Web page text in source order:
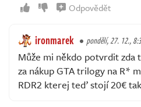
Odpovědět
ironmarek pondělí, 27. 12.,
Může mi někdo potvrdit zda
za nákup GTA trilogy na R*
RDR2 kterej teď stojí 20€